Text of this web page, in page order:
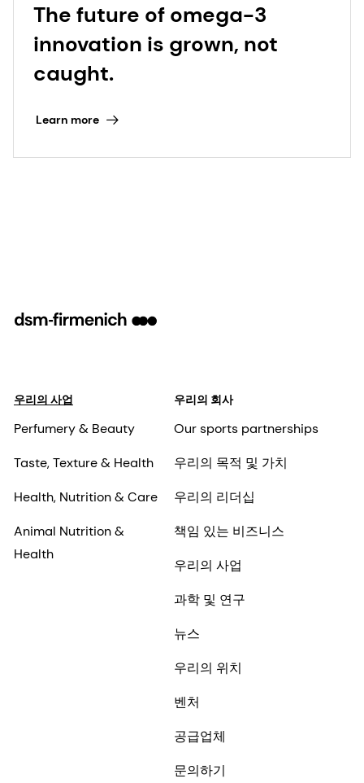
The future of omega-3
innovation is grown, not
caught.
Learn more
우리의 사업
Perfumery & Beauty
Taste, Texture & Health
Health, Nutrition & Care
Animal Nutrition &
Health
우리의 회사
Our sports partnerships
우리의 목적 및 가치
우리의 리더십
책임 있는 비즈니스
우리의 사업
과학 및 연구
뉴스
우리의 위치
벤처
공급업체
문의하기